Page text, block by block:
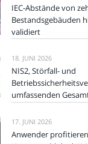
IEC-Abstände von
Bestandsgebäuden
validiert
18. JUNI 2026
NIS2, Störfall- und
umfassenden
17. JUNI 2026
Anwender